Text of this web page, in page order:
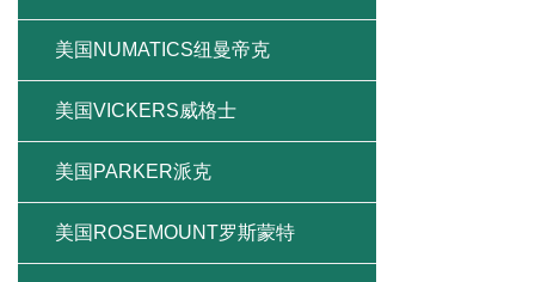
美国NUMATICS纽曼帝克
美国VICKERS威格士
美国PARKER派克
美国ROSEMOUNT罗斯蒙特